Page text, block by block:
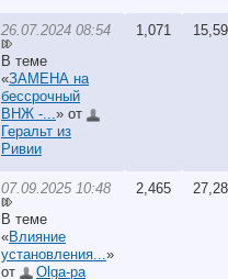
26.07.2024 08:54
В теме
«ЗАМЕНА на
бессрочный
ВНЖ -...» от
Геральт из
Ривии
1,071
07.09.2025 10:48
В теме
«Влияние
установления...»
от
Olga-pa
2,465